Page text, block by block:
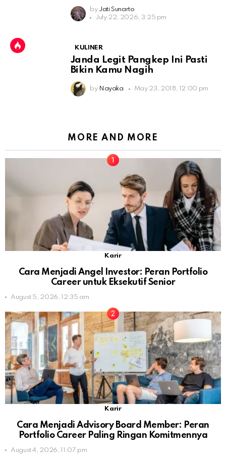
by Jati Sunarto
July 22, 2026, 3:25 pm
KULINER
Janda Legit Pangkep Ini Pasti
Bikin Kamu Nagih
by Nayaka May 23, 2018, 12:00 pm
MORE AND MORE
Karir
Cara Menjadi Angel Investor: Peran Portfolio
Career untuk Eksekutif Senior
August 5, 2026, 12:35 am
Karir
Cara Menjadi Advisory Board Member: Peran
Portfolio Career Paling Ringan Komitmennya
August 4, 2026, 11:07 pm